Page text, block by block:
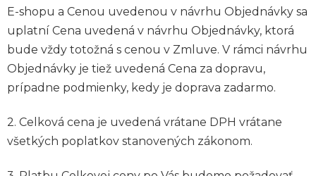
E-shopu a Cenou uvedenou v návrhu Objednávky sa
uplatní Cena uvedená v návrhu Objednávky, ktorá
bude vždy totožná s cenou v Zmluve. V rámci návrhu
Objednávky je tiež uvedená Cena za dopravu,
prípadne podmienky, kedy je doprava zadarmo.
2. Celková cena je uvedená vrátane DPH vrátane
všetkých poplatkov stanovených zákonom.